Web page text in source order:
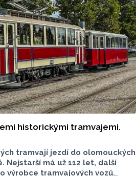
historickými tramvajemi.
tramvají jezdí do olomouckých
Nejstarší má už 112 let, další
výrobce tramvajových vozů.